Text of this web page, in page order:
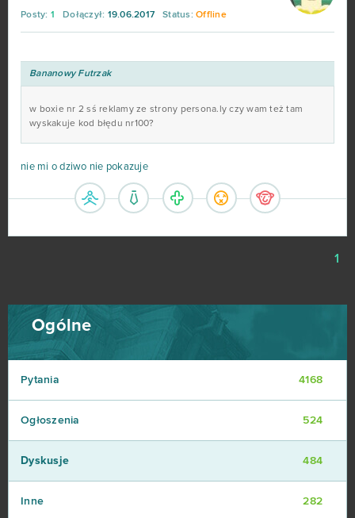
Posty: 1 Dołączył: 19.06.2017 Status: Offline
Bananowy Futrzak
w boxie nr 2 sś reklamy ze strony persona.ly czy wam też tam
wyskakuje kod błędu nr100?
nie mi o dziwo nie pokazuje
1
Ogólne
Pytania 4168
Ogłoszenia 524
Dyskusje 484
Inne 282